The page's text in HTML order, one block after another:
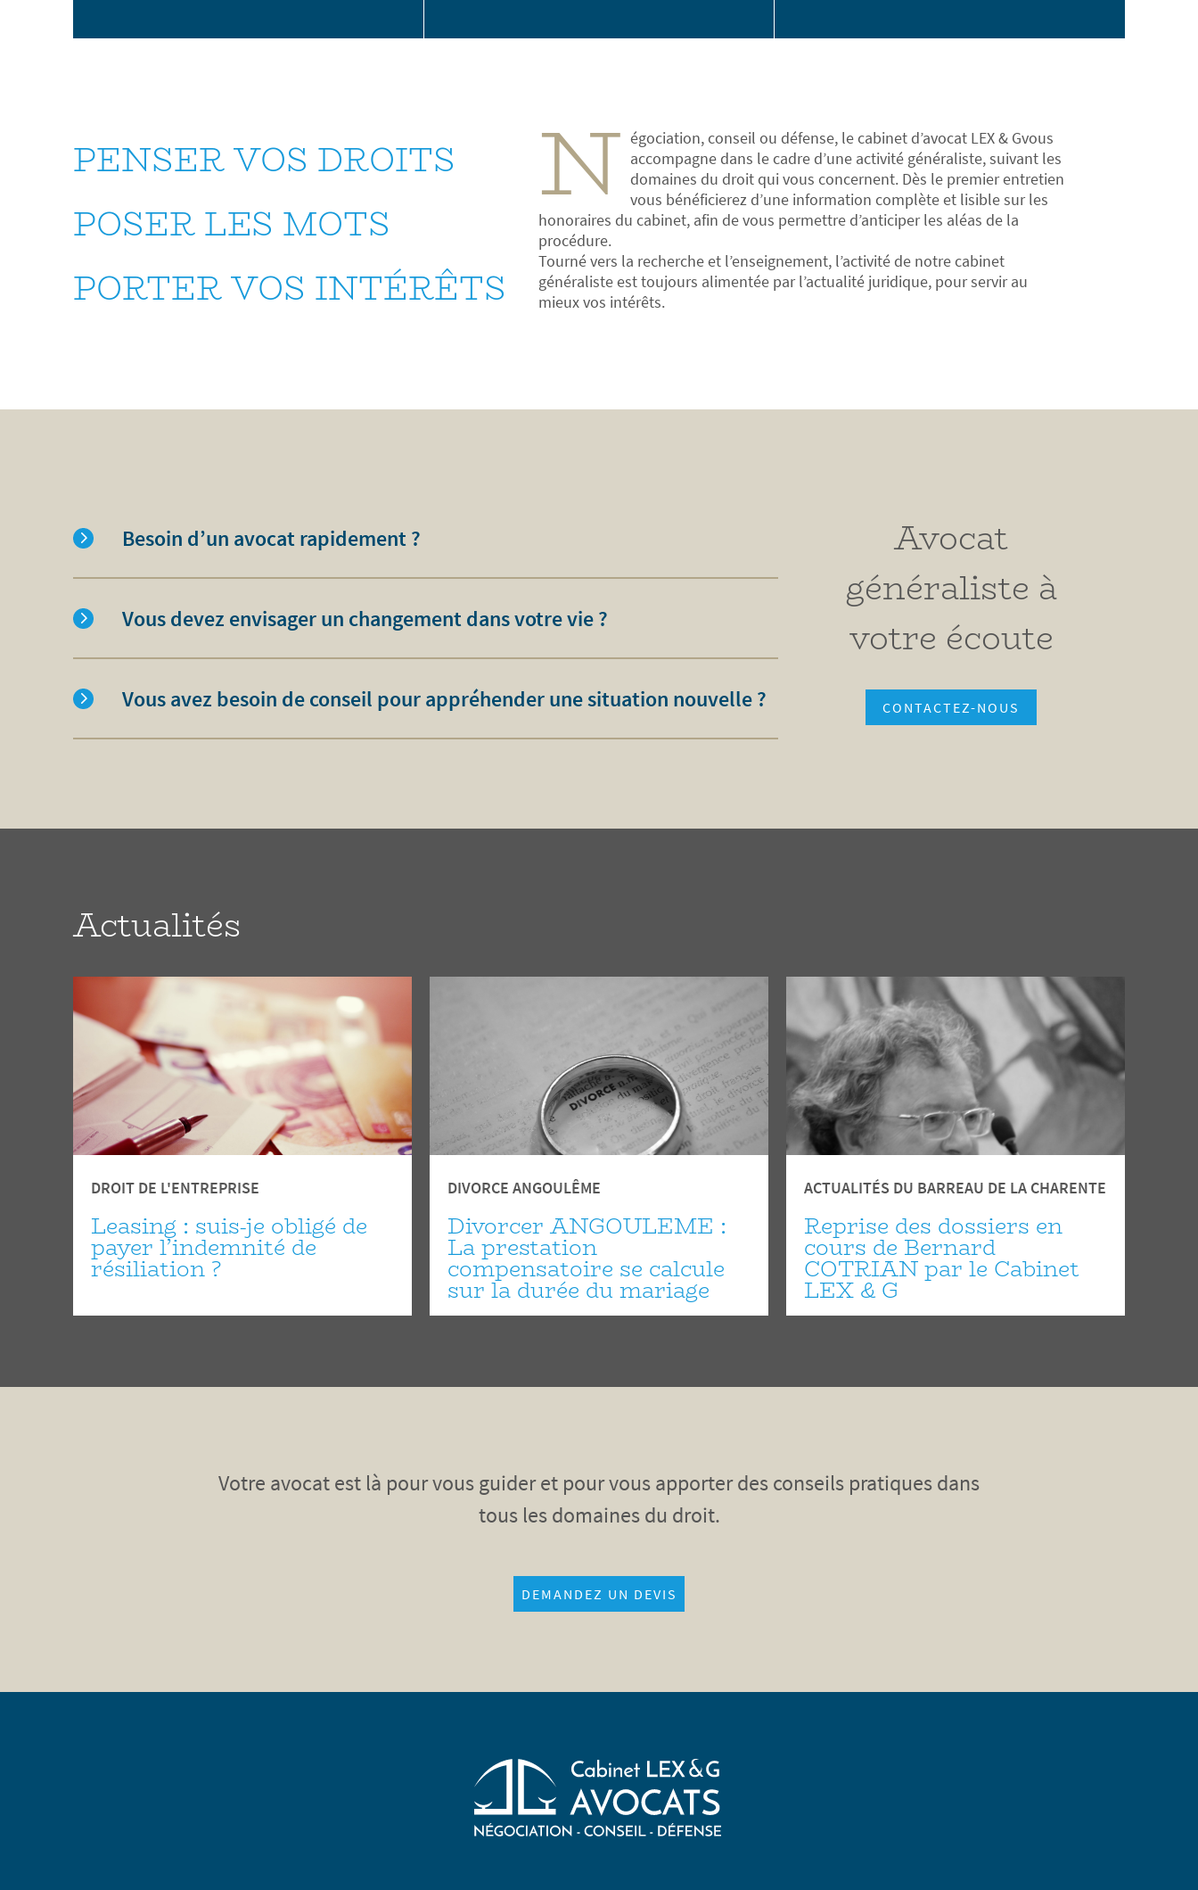
PENSER VOS DROITS
POSER LES MOTS
PORTER VOS INTÉRÊTS
N égociation, conseil ou défense, le cabinet d’avocat LEX & Gvous
accompagne dans le cadre d’une activité généraliste, suivant les
domaines du droit qui vous concernent. Dès le premier entretien
vous bénéficierez d’une information complète et lisible sur les
honoraires du cabinet, afin de vous permettre d’anticiper les aléas de la
procédure.
Tourné vers la recherche et l’enseignement, l’activité de notre cabinet
généraliste est toujours alimentée par l’actualité juridique, pour servir au
mieux vos intérêts.
Besoin d’un avocat rapidement ?
Vous devez envisager un changement dans votre vie ?
Vous avez besoin de conseil pour appréhender une situation nouvelle ?
Avocat
généraliste à
votre écoute
CONTACTEZ-NOUS
Actualités
DROIT DE L'ENTREPRISE
Leasing : suis-je obligé de
payer l’indemnité de
résiliation ?
DIVORCE ANGOULÊME
Divorcer ANGOULEME :
La prestation
compensatoire se calcule
sur la durée du mariage
ACTUALITÉS DU BARREAU DE LA CHARENTE
Reprise des dossiers en
cours de Bernard
COTRIAN par le Cabinet
LEX & G
Votre avocat est là pour vous guider et pour vous apporter des conseils pratiques dans
tous les domaines du droit.
DEMANDEZ UN DEVIS